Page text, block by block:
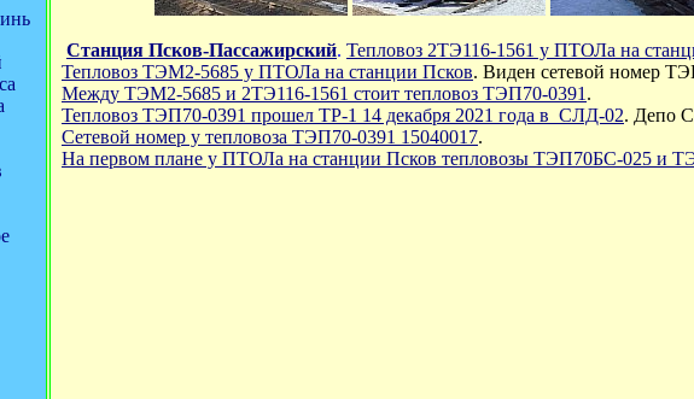
Станция Псков-Пассажирский. Тепловоз 2ТЭ116-1561 у ПТОЛа на
Тепловоз ТЭМ2-5685 у ПТОЛа на станции Псков. Виден сетевой номер
Между ТЭМ2-5685 и 2ТЭ116-1561 стоит тепловоз ТЭП70-0391 .
Тепловоз ТЭП70-0391 прошел ТР-1 14 декабря 2021 года в СЛД-02. Депо
Сетевой номер у тепловоза ТЭП70-0391 15040017.
На первом плане у ПТОЛа на станции Псков тепловозы ТЭП70БС-025 и